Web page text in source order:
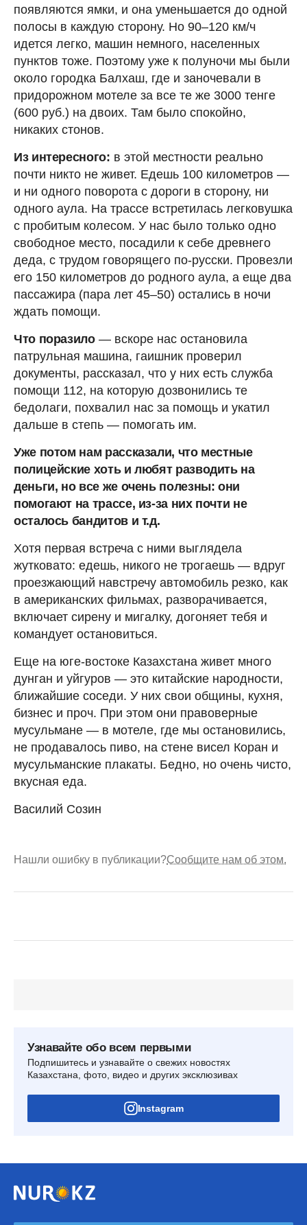
появляются ямки, и она уменьшается до одной
полосы в каждую сторону. Но 90–120 км/ч
идется легко, машин немного, населенных
пунктов тоже. Поэтому уже к полуночи мы были
около городка Балхаш, где и заночевали в
придорожном мотеле за все те же 3000 тенге
(600 руб.) на двоих. Там было спокойно,
никаких стонов.
Из интересного: в этой местности реально
почти никто не живет. Едешь 100 километров —
и ни одного поворота с дороги в сторону, ни
одного аула. На трассе встретилась легковушка
с пробитым колесом. У нас было только одно
свободное место, посадили к себе древнего
деда, с трудом говорящего по-русски. Провезли
его 150 километров до родного аула, а еще два
пассажира (пара лет 45–50) остались в ночи
ждать помощи.
Что поразило— вскоре нас остановила
патрульная машина, гаишник проверил
документы, рассказал, что у них есть служба
помощи 112, на которую дозвонились те
бедолаги, похвалил нас за помощь и укатил
дальше в степь — помогать им.
Уже потом нам рассказали, что местные
полицейские хоть и любят разводить на
деньги, но все же очень полезны: они
помогают на трассе, из-за них почти не
осталось бандитов и т.д.
Хотя первая встреча с ними выглядела
жутковато: едешь, никого не трогаешь — вдруг
проезжающий навстречу автомобиль резко, как
в американских фильмах, разворачивается,
включает сирену и мигалку, догоняет тебя и
командует остановиться.
Еще на юге-востоке Казахстана живет много
дунган и уйгуров — это китайские народности,
ближайшие соседи. У них свои общины, кухня,
бизнес и проч. При этом они правоверные
мусульмане — в мотеле, где мы остановились,
не продавалось пиво, на стене висел Коран и
мусульманские плакаты. Бедно, но очень чисто,
вкусная еда.
Василий Созин
Нашли ошибку в публикации?Сообщите нам об этом.
Узнавайте обо всем первыми
Подпишитесь и узнавайте о свежих новостях
Казахстана, фото, видео и других эксклюзивах
Instagram